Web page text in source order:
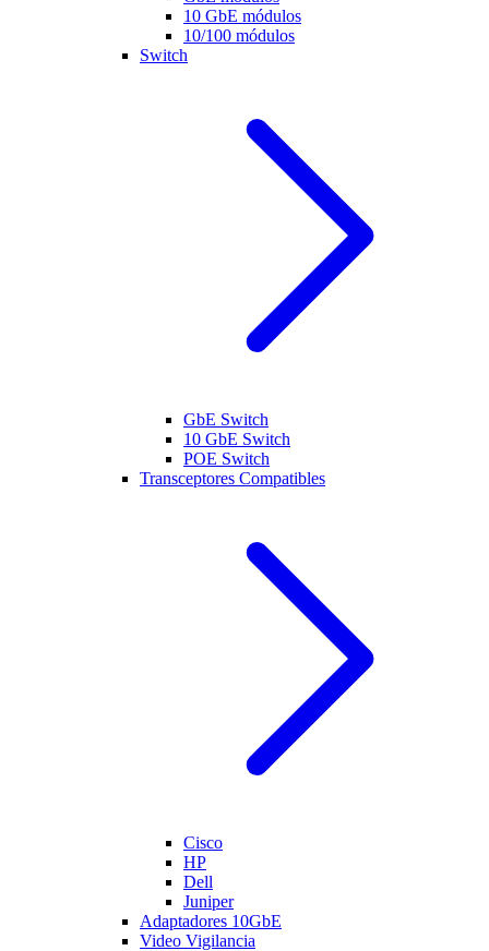
10 GbE módulos
10/100 módulos
Switch
GbE Switch
10 GbE Switch
POE Switch
Transceptores Compatibles
Cisco
HP
Dell
Juniper
Adaptadores 10GbE
Video Vigilancia